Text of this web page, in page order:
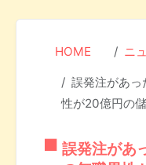
HOME ニ
誤発注があっ
性が20億円の
誤発注があ